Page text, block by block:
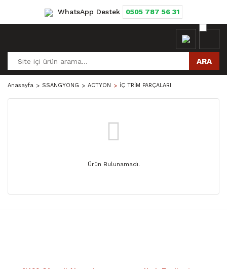
WhatsApp Destek 0505 787 56 31
ARA
Anasayfa SSANGYONG ACTYON İÇ TRİM PARÇALARI
Ürün Bulunamadı.